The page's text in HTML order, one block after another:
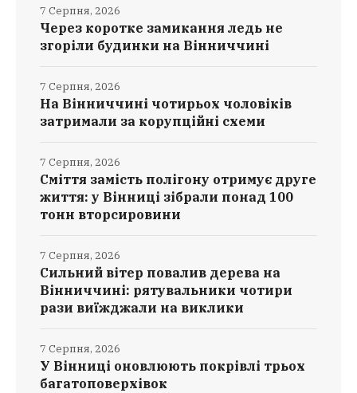
Через коротке замикання ледь не
згоріли будинки на Вінниччині
7 Серпня, 2026
На Вінниччині чотирьох чоловіків
затримали за корупційні схеми
7 Серпня, 2026
Сміття замість полігону отримує друге
життя: у Вінниці зібрали понад 100
тонн вторсировини
7 Серпня, 2026
Сильний вітер повалив дерева на
Вінниччині: рятувальники чотири
рази виїжджали на виклики
7 Серпня, 2026
У Вінниці оновлюють покрівлі трьох
багатоповерхівок
7 Серпня, 2026